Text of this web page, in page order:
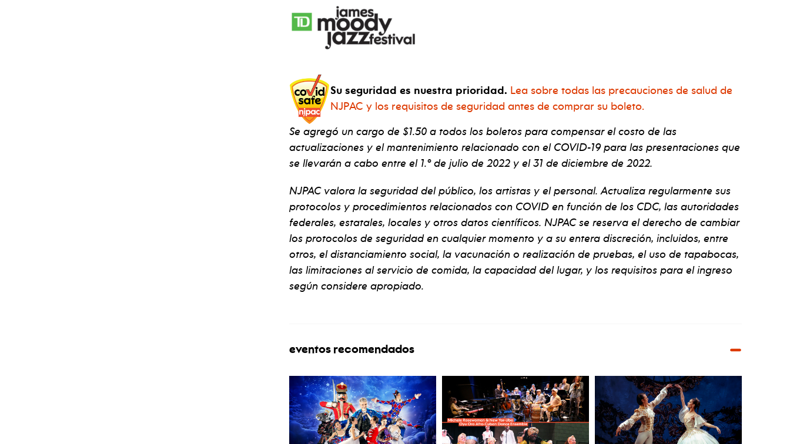
Su seguridad es nuestra prioridad. Lea sobre todas las precauciones de salud de
NJPAC y los requisitos de seguridad antes de comprar su boleto.
Se agregó un cargo de $1.50 a todos los boletos para compensar el costo de las
actualizaciones y el mantenimiento relacionado con el COVID-19 para las presentaciones que
se llevarán a cabo entre el 1.º de julio de 2022 y el 31 de diciembre de 2022.
NJPAC valora la seguridad del público, los artistas y el personal. Actualiza regularmente sus
protocolos y procedimientos relacionados con COVID en función de los CDC, las autoridades
federales, estatales, locales y otros datos científicos. NJPAC se reserva el derecho de cambiar
los protocolos de seguridad en cualquier momento y a su entera discreción, incluidos, entre
otros, el distanciamiento social, la vacunación o realización de pruebas, el uso de tapabocas,
las limitaciones al servicio de comida, la capacidad del lugar, y los requisitos para el ingreso
según considere apropiado.
eventos recomendados